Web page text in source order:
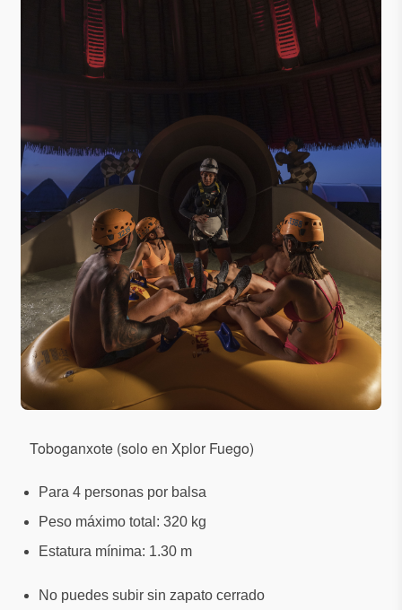
Toboganxote (solo en Xplor Fuego)
Para 4 personas por balsa
Peso máximo total: 320 kg
Estatura mínima: 1.30 m
No puedes subir sin zapato cerrado